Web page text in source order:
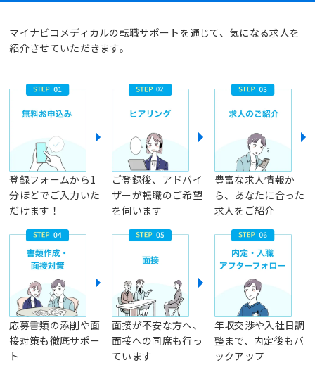
マイナビコメディカルの転職サポートを通じて、気になる求人を
紹介させていただきます。
登録フォームから1
分ほどでご入力いた
だけます！
ご登録後、アドバイ
ザーが転職のご希望
を伺います
豊富な求人情報か
ら、あなたに合った
求人をご紹介
応募書類の添削や面
接対策も徹底サポー
ト
面接が不安な方へ、
面接への同席も行っ
ています
年収交渉や入社日調
整まで、内定後もバ
ックアップ